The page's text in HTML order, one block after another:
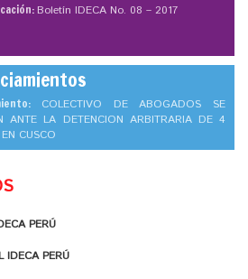
Boletín IDECA No. 08 – 2017
COLECTIVO DE ABOGADOS SE
ANTE LA DETENCION ARBITRARIA DE 4
CUSCO
PERÚ
IDECA PERÚ